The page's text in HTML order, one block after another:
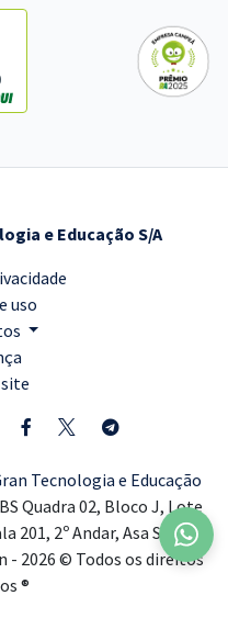
e Educação S/A
uso
Tecnologia e Educação
Quadra 02, Bloco J, Lote
201, 2º Andar, Asa Sul,
- 2026 © Todos os direitos
®